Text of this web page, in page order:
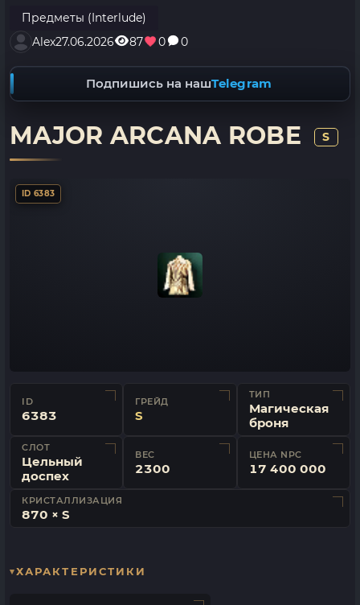
Предметы (Interlude)
Alex27.06.2026 87 0 0
Подпишись на нашTelegram
MAJOR ARCANA ROBE S
ID 6383
ID
6383
ГРЕЙД
S
ТИП
Магическая
броня
СЛОТ
Цельный
доспех
ВЕС
2300
ЦЕНА NPC
17 400 000
КРИСТАЛЛИЗАЦИЯ
870 × S
ХАРАКТЕРИСТИКИ